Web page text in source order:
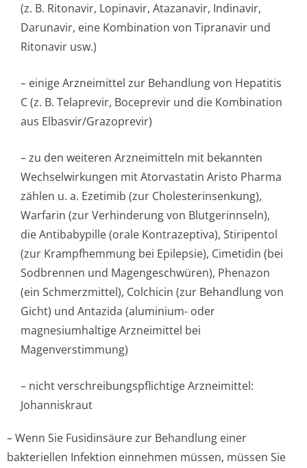
(z. B. Ritonavir, Lopinavir, Atazanavir, Indinavir,
Darunavir, eine Kombination von Tipranavir und
Ritonavir usw.)
– einige Arzneimittel zur Behandlung von Hepatitis
C (z. B. Telaprevir, Boceprevir und die Kombination
aus Elbasvir/Grazo­previr)
– zu den weiteren Arzneimitteln mit bekannten
Wechselwirkungen mit Atorvastatin Aristo Pharma
zählen u. a. Ezetimib (zur Cholesterinsen­kung),
Warfarin (zur Verhinderung von Blutgerinnseln),
die Antibabypille (orale Kontrazeptiva), Stiripentol
(zur Krampfhemmung bei Epilepsie), Cimetidin (bei
Sodbrennen und Magengeschwüren), Phenazon
(ein Schmerzmittel), Colchicin (zur Behandlung von
Gicht) und Antazida (aluminium- oder
magnesiumhaltige Arzneimittel bei
Magenverstimmung)
– nicht verschreibungspflichti­ge Arzneimittel:
Johanniskraut
– Wenn Sie Fusidinsäure zur Behandlung einer
bakteriellen Infektion einnehmen müssen, müssen Sie